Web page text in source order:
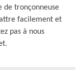
de tronçonneuse
facilement et
pas à nous